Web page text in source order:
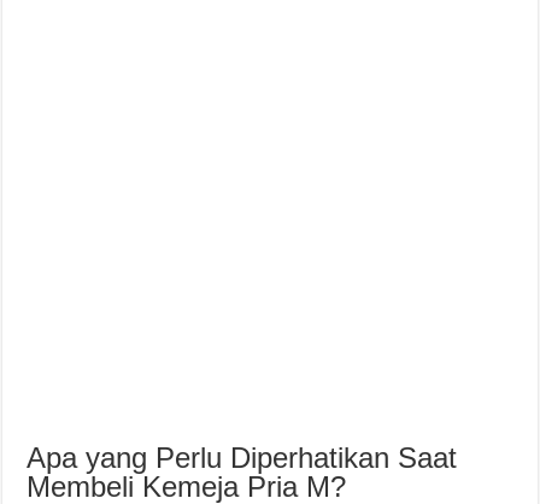
Apa yang Perlu Diperhatikan Saat
Membeli Kemeja Pria M?